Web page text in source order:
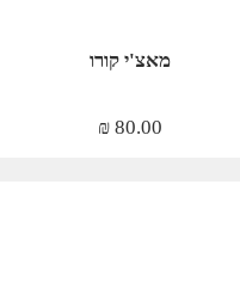
מאצ'י קורו
80.00
₪